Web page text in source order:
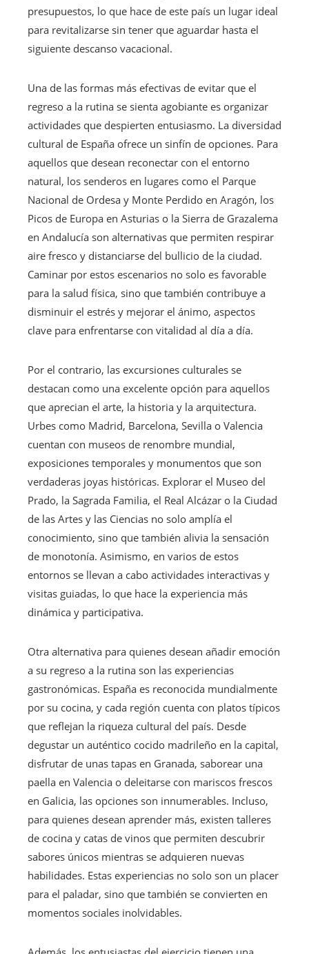
presupuestos, lo que hace de este país un lugar ideal
para revitalizarse sin tener que aguardar hasta el
siguiente descanso vacacional.
Una de las formas más efectivas de evitar que el
regreso a la rutina se sienta agobiante es organizar
actividades que despierten entusiasmo. La diversidad
cultural de España ofrece un sinfín de opciones. Para
aquellos que desean reconectar con el entorno
natural, los senderos en lugares como el Parque
Nacional de Ordesa y Monte Perdido en Aragón, los
Picos de Europa en Asturias o la Sierra de Grazalema
en Andalucía son alternativas que permiten respirar
aire fresco y distanciarse del bullicio de la ciudad.
Caminar por estos escenarios no solo es favorable
para la salud física, sino que también contribuye a
disminuir el estrés y mejorar el ánimo, aspectos
clave para enfrentarse con vitalidad al día a día.
Por el contrario, las excursiones culturales se
destacan como una excelente opción para aquellos
que aprecian el arte, la historia y la arquitectura.
Urbes como Madrid, Barcelona, Sevilla o Valencia
cuentan con museos de renombre mundial,
exposiciones temporales y monumentos que son
verdaderas joyas históricas. Explorar el Museo del
Prado, la Sagrada Familia, el Real Alcázar o la Ciudad
de las Artes y las Ciencias no solo amplía el
conocimiento, sino que también alivia la sensación
de monotonía. Asimismo, en varios de estos
entornos se llevan a cabo actividades interactivas y
visitas guiadas, lo que hace la experiencia más
dinámica y participativa.
Otra alternativa para quienes desean añadir emoción
a su regreso a la rutina son las experiencias
gastronómicas. España es reconocida mundialmente
por su cocina, y cada región cuenta con platos típicos
que reflejan la riqueza cultural del país. Desde
degustar un auténtico cocido madrileño en la capital,
disfrutar de unas tapas en Granada, saborear una
paella en Valencia o deleitarse con mariscos frescos
en Galicia, las opciones son innumerables. Incluso,
para quienes desean aprender más, existen talleres
de cocina y catas de vinos que permiten descubrir
sabores únicos mientras se adquieren nuevas
habilidades. Estas experiencias no solo son un placer
para el paladar, sino que también se convierten en
momentos sociales inolvidables.